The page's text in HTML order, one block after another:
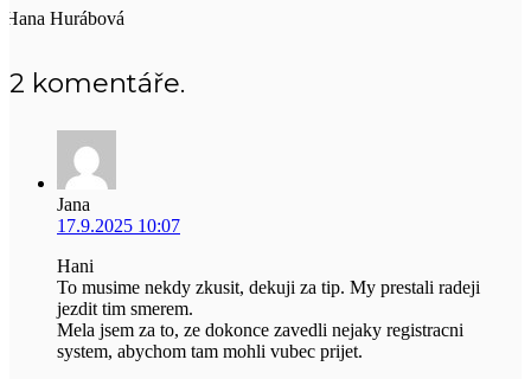
Hana Hurábová
2 komentáře.
Jana
17.9.2025 10:07
Hani
To musime nekdy zkusit, dekuji za tip. My prestali radeji
jezdit tim smerem.
Mela jsem za to, ze dokonce zavedli nejaky registracni
system, abychom tam mohli vubec prijet.